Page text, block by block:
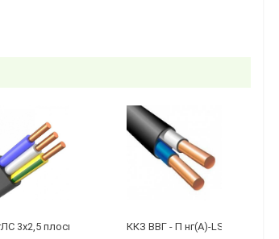
3x2,5 плоский черный ККЗ ВВГ - П нг(А)-LS 2 х 1,5